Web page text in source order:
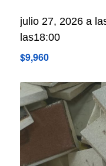
julio 27, 2026 a
las18:00
$9,960